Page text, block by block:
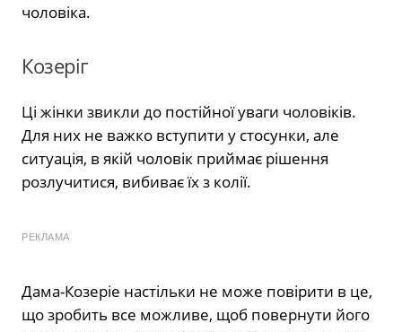
чоловіка.
Козеріг
Ці жінки звикли до постійної уваги чоловіків.
Для них не важко вступити у стосунки, але
ситуація, в якій чоловік приймає рішення
розлучитися, вибиває їх з колії.
РЕКЛАМА
Дама-Козеріе настільки не може повірити в це,
що зробить все можливе, щоб повернути його